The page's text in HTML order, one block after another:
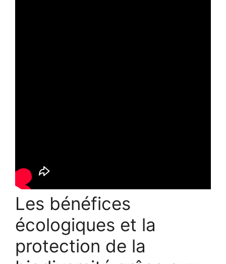
Les bénéfices
écologiques et la
protection de la